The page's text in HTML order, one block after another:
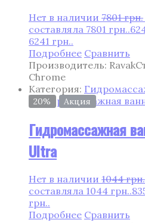
Нет в наличии 7801грн.
составляла 7801 грн..
6241 грн..
Подробнее Сравнить
Производитель: Ravak
Chrome
Категория:
20% Акция
Гидромассажная
Ultra
Нет в наличии 1044грн.
составляла 1044 грн..
грн..
Подробнее Сравнить